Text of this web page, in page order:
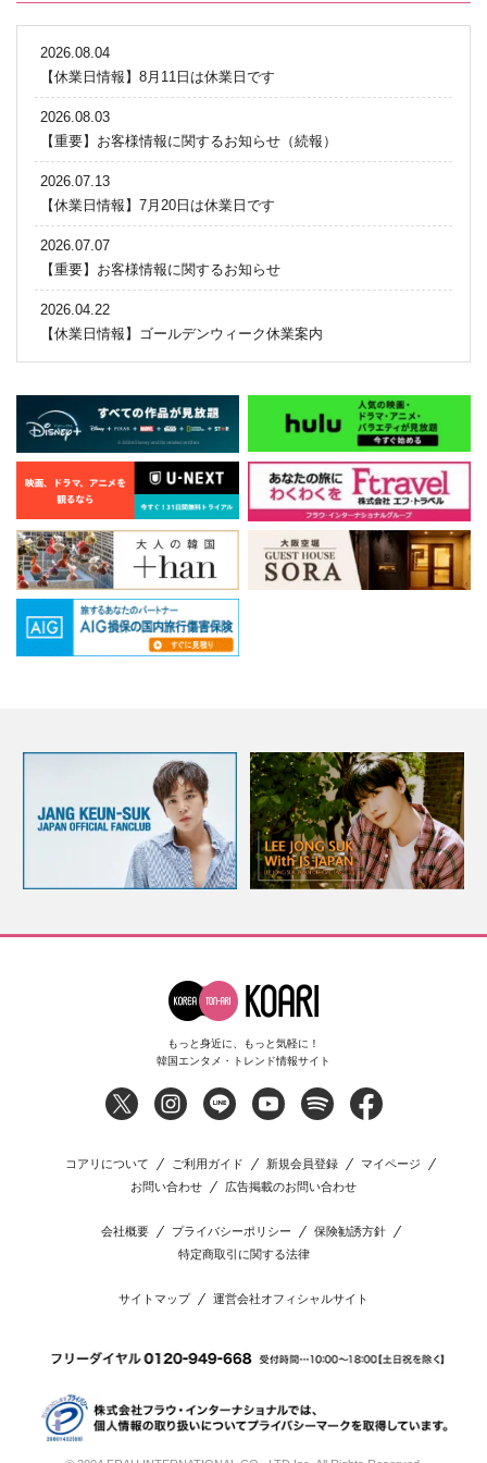
2026.08.04
【休業日情報】8月11日は休業日です
2026.08.03
【重要】お客様情報に関するお知らせ（続報）
2026.07.13
【休業日情報】7月20日は休業日です
2026.07.07
【重要】お客様情報に関するお知らせ
2026.04.22
【休業日情報】ゴールデンウィーク休業案内
もっと身近に、もっと気軽に！
韓国エンタメ・トレンド情報サイト
コアリについて ご利用ガイド 新規会員登録
マイページ
お問い合わせ
広告掲載のお問い合わせ
会社概要 プライバシーポリシー
保険勧誘方針
特定商取引に関する法律
サイトマップ 運営会社オフィシャルサイト